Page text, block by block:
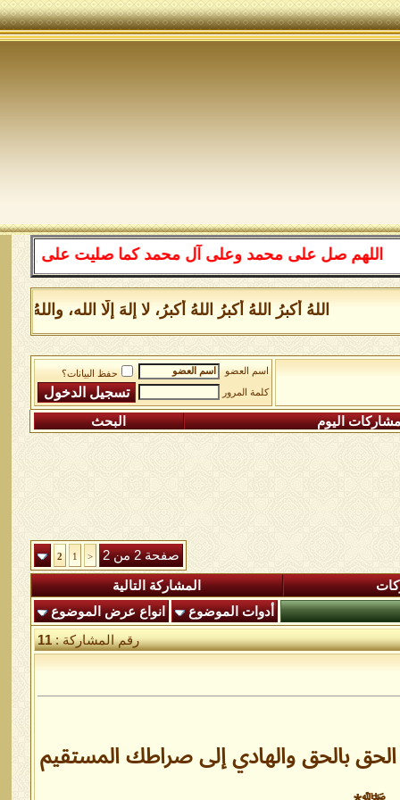
صل على محمد وعلى آل محمد كما صليت على إبراهيم
اللهُ أكبرُ اللهُ أكبرُ اللهُ أكبرُ، لا إلهَ إلَّا الله، واللهُ
اسم العضو
حفظ البيانات؟
كلمة المرور
مشاركات اليوم البحث
صفحة 2 من 2 <
1
2
المشاركة التالية
أدوات الموضوع
انواع عرض الموضوع
رقم المشاركة :11
بالحق والهادي إلى صراطك المستقيم